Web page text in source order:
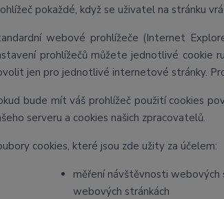
pokaždé, když se uživatel na stránku
webové prohlížeče (Internet
prohlížečů můžete jednotlivé cookie
jen pro jednotlivé internetové stránky.
bude mít váš prohlížeč použití cookies
serveru a cookies našich zpracovatelů.
cookies, které jsou zde užity za účelem:
měření návštěvnosti
webových stránkách